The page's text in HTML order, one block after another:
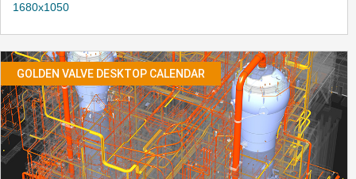
1680x1050
GOLDEN VALVE DESKTOP CALENDAR